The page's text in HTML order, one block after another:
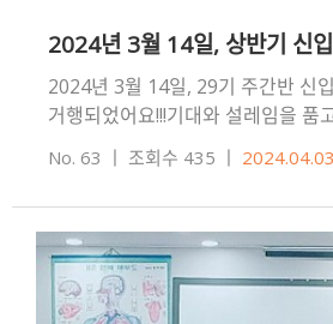
2024년 3월 14일, 상반기 신
2024년 3월 14일, 29기 주간반 신
거행되었어요!!!기대와 설레임을 품
신입생들이 저마다의 바램과 각오
시간을 가졌습니다.뿐만아…
No. 63 ㅣ 조회수 435 ㅣ 2024.04.03